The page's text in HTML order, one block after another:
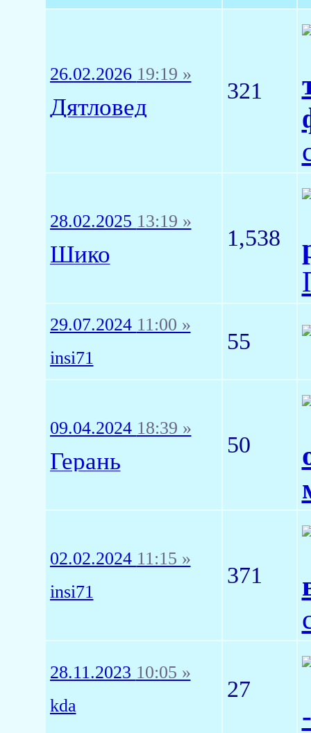
26.02.2026 19:19 »
Дятловед
321
28.02.2025 13:19 »
Шико
1,538
29.07.2024 11:00 »
insi71
55
09.04.2024 18:39 »
Герань
50
02.02.2024 11:15 »
insi71
371
28.11.2023 10:05 »
kda
27